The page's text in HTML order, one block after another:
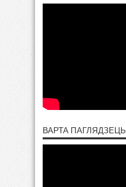
ВАРТА ПАГЛЯДЗЕЦЬ